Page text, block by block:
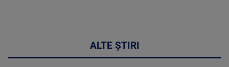
ALTE ȘTIRI